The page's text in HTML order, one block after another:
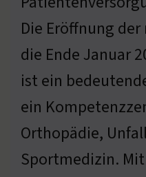
Die Eröffnung
die Ende Januar
ist ein
ein
Orthopädie,
Sportmedizin.